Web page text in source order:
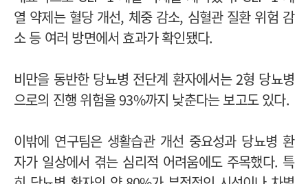
열 약제는 혈당 개선, 체중 감소, 심혈관 질환 위험 감
소 등 여러 방면에서 효과가 확인됐다.
비만을 동반한 당뇨병 전단계 환자에서는 2형 당뇨병
으로의 진행 위험을 93%까지 낮춘다는 보고도 있다.
이밖에 연구팀은 생활습관 개선 중요성과 당뇨병 환
자가 일상에서 겪는 심리적 어려움에도 주목했다. 특